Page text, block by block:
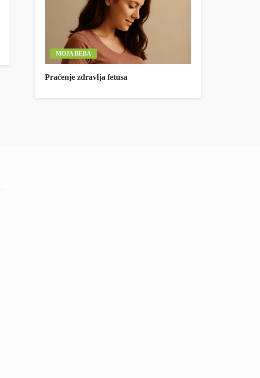
MOJA BEBA
Praćenje zdravlja fetusa